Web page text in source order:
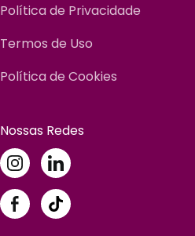
Política de Privacidade
Termos de Uso
Política de Cookies
Nossas Redes